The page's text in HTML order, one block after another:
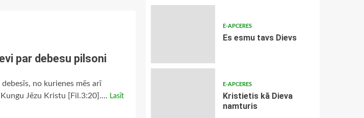
par debesu pilsoni
no kurienes mēs arī
Jēzu Kristu [Fil.3:20].... Lasīt
E-APCERES
Es esmu tavs Dievs
E-APCERES
Kristietis kā Dieva
namturis